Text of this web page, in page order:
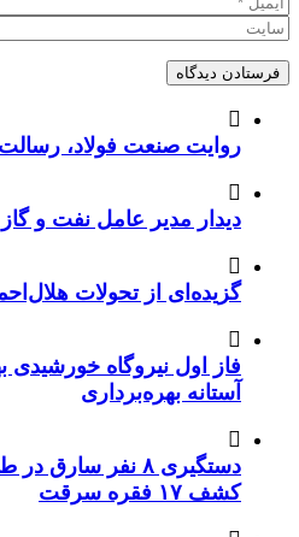
روایت صنعت فولاد،‌ رسالت
دیدار مدیر عامل نفت و گاز
گزیده‌ای از تحولات
فاز اول نیروگاه خورشیدی
آستانه بهره‌برداری
دستگیری ۸ نفر
کشف ۱۷ فقره سرقت